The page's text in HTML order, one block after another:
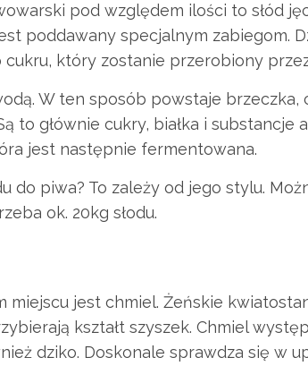
pod względem ilości to słód
poddawany specjalnym zabiegom.
cukru, który zostanie przerobiony
W ten sposób powstaje
to głównie cukry, białka i
jest następnie fermentowana.
do piwa? To zależy od jego stylu.
ok. 20kg słodu.
miejscu jest chmiel. Żeńskie
kształt szyszek. Chmiel
dziko. Doskonale sprawdza się w